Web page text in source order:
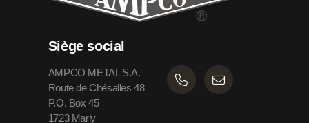
Siège social
AMPCO METAL S.A.
Route de Chésalles 48
P.O. Box 45
1723 Marly